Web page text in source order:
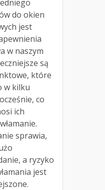
do okien
jest
w naszym
są
które
w kilku
co
ich
sprawia,
a ryzyko
jest